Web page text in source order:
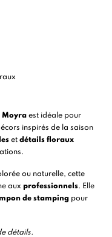
Moyra est idéale pour
inspirés de la saison
etdétails floraux
ou naturelle, cette
aux professionnels. Elle
de stamping pour
détails.